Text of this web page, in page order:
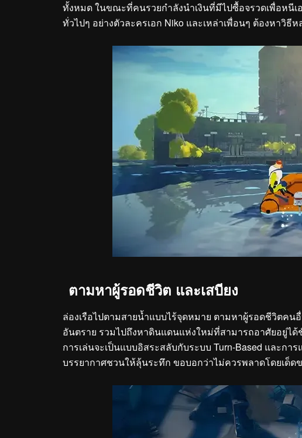
ทั้งหมด ในขณะที่คนรวยกำลังนำเงินที่มีไปซื้อจรวดเพื่อหนี
ทั่วไปๆ อย่างตัวละครเอก Niko และเหล่าเพื่อนๆ ต้องหาวิ
ตามหาผู้รอดชีวิต และเสบียง
ล่องเรือไปตามสายน้ำแบบไร้จุดหมาย ตามหาผู้รอดชีวิตคน
อันตราย รวมไปถึงหาดินแดนแห่งใหม่ที่สามารถอาศัยอยู่ไ
การเล่นจะเป็นแบบอิสระสลับกับระบบ Turn-Based และกา
บรรยากาศชวนให้ลุ้นระทึก ขอบอกว่าไม่ควรพลาดโดยเด็ด